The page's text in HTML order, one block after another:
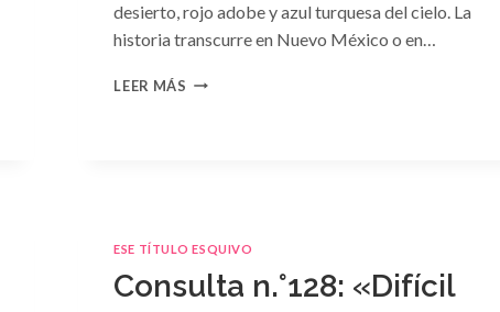
desierto, rojo adobe y azul turquesa del cielo. La
historia transcurre en Nuevo México o en…
LEER MÁS CONSULTA
ESE TÍTULO ESQUIVO
Consulta n.°128: «Difícil